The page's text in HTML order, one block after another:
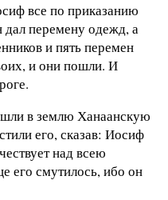
все по приказанию
перемену одежд, а
и пять перемен
и они пошли. И
в землю Ханаанскую
его, сказав: Иосиф
над всею
его смутилось, ибо он